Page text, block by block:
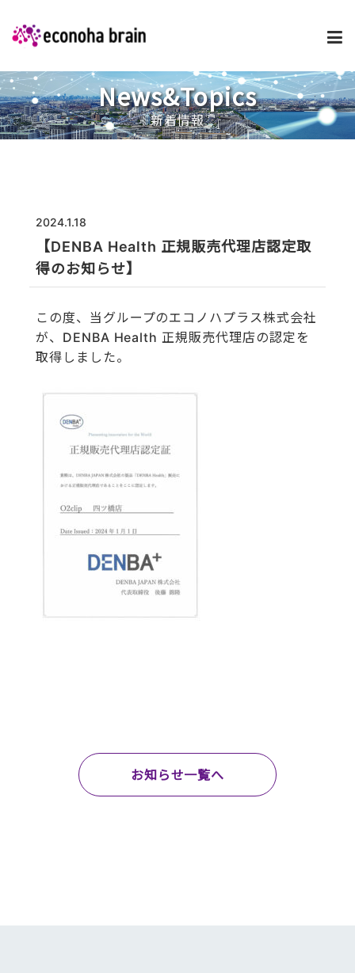
企業情報
採用情報
新着ニュース
News&Topics
新着情報
2024.1.18
【DENBA Health 正規販売代理店認定取
得のお知らせ】
この度、当グループのエコノハプラス株式会社
が、DENBA Health 正規販売代理店の認定を
取得しました。
お知らせ一覧へ